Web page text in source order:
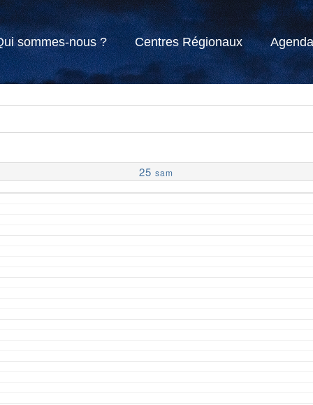
sommes-nous ? Centres Régionaux
25 sam